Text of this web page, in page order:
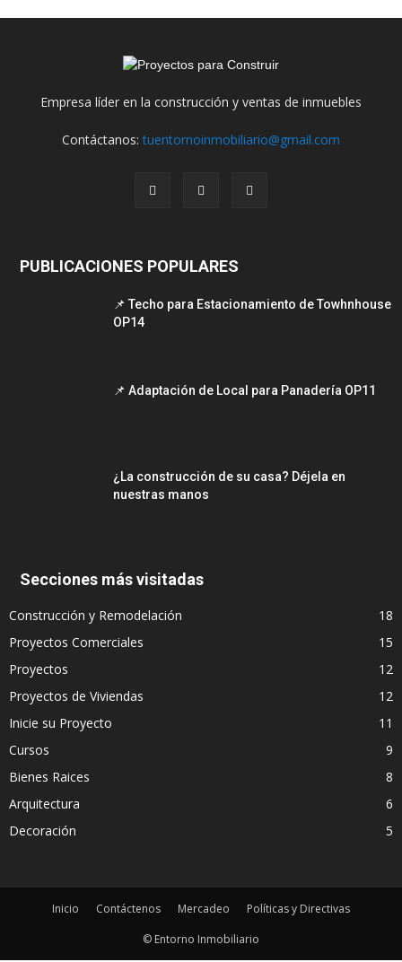
Empresa líder en la construcción y ventas de inmuebles
Contáctanos:tuentornoinmobiliario@gmail.com
PUBLICACIONES POPULARES
📌 Techo para Estacionamiento de Towhnhouse
OP14
📌 Adaptación de Local para Panadería OP11
¿La construcción de su casa? Déjela en
nuestras manos
Secciones más visitadas
Construcción y Remodelación
18
Proyectos Comerciales
15
Proyectos
12
Proyectos de Viviendas
12
Inicie su Proyecto
11
Cursos
9
Bienes Raices
8
Arquitectura
6
Decoración
5
Inicio Contáctenos Mercadeo
Políticas y Directivas
© Entorno Inmobiliario